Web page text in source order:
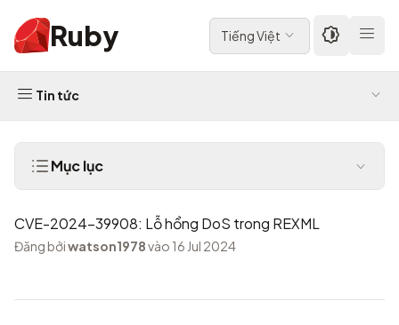
Ruby Tiếng Việt
Tin tức
Mục lục
CVE-2024-39908: Lỗ hổng DoS trong REXML
Đăng bởiwatson1978vào 16 Jul 2024